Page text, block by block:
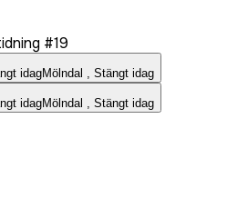
#19
idagMölndal , Stängt idag
idagMölndal , Stängt idag